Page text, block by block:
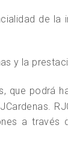
de la
y la
que podrá
a